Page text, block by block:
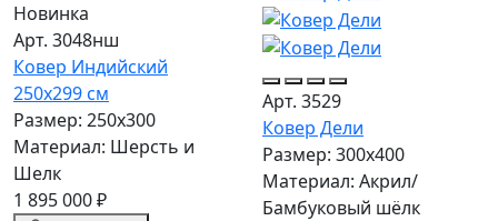
Новинка
Арт. 3048нш
Ковер Индийский
250x299 см
Размер: 250x300
Материал: Шерсть и
Шелк
1 895 000 ₽
Арт. 3529
Ковер Дели
Размер: 300х400
Материал: Акрил/
Бамбуковый шёлк